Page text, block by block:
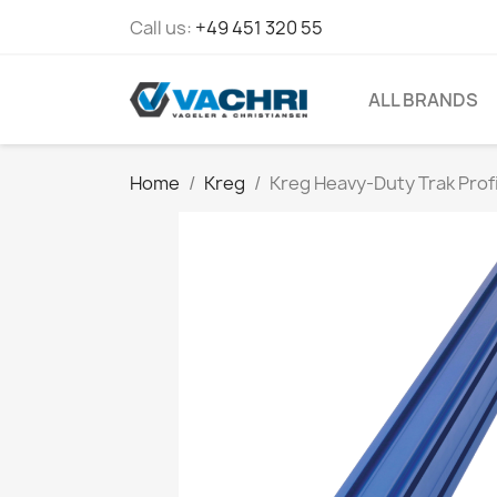
Call us: +49 451 320 55
ALL BRANDS
Home Kreg Kreg Heavy-Duty Trak